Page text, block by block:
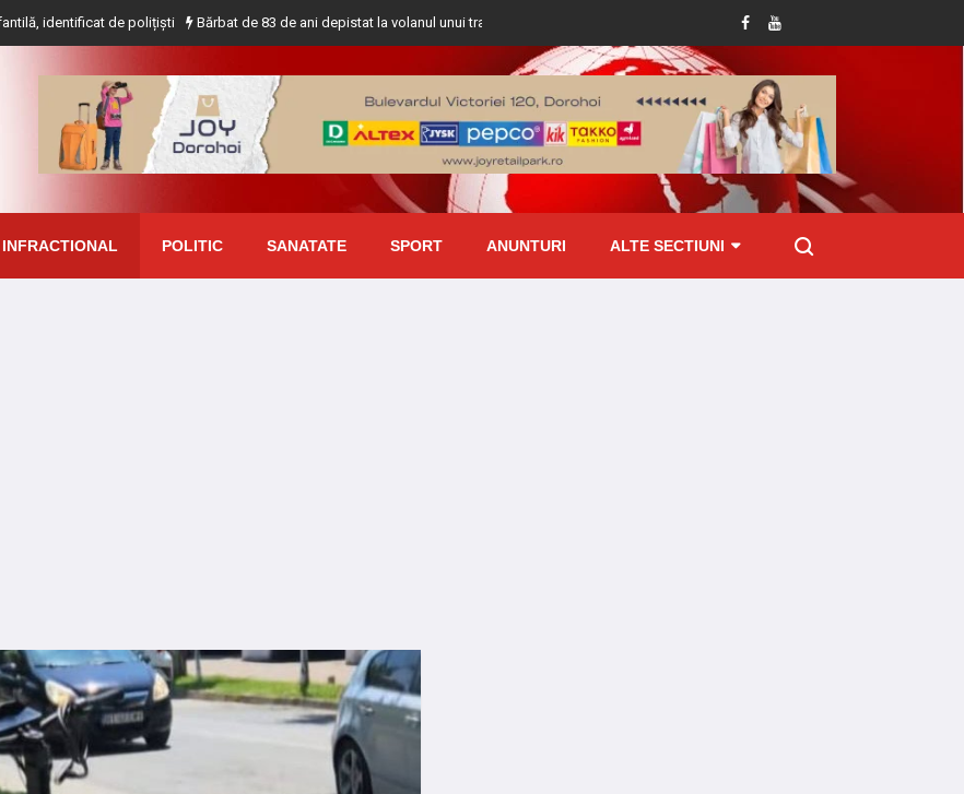
de polițiști Bărbat de 83 de ani depistat la volanul unui tractor fără a deține permis de conducere Amenzi de peste 70 mii lei aplicate de ITM
INFRACTIONAL POLITIC SANATATE SPORT ANUNTURI ALTE SECTIUNI